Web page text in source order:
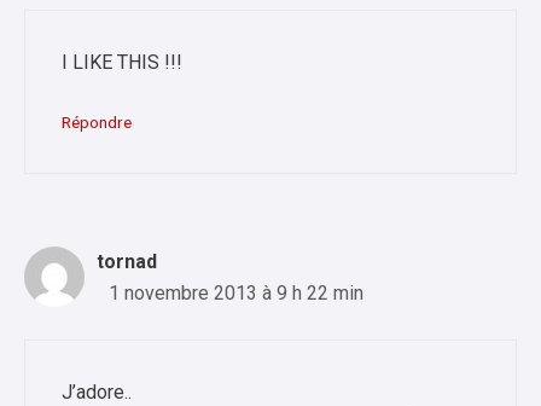
I LIKE THIS !!!
Répondre
tornad
1 novembre 2013 à 9 h 22 min
J’adore..